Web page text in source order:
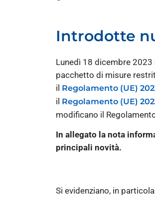
Introdotte
Lunedì 18 dicembre
pacchetto di misure
il Regolamento (UE)
il Regolamento (UE)
modificano il
In allegato la nota
principali novità.
Si evidenziano, in